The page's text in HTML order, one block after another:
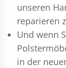
unseren
reparieren
Und wenn
in der